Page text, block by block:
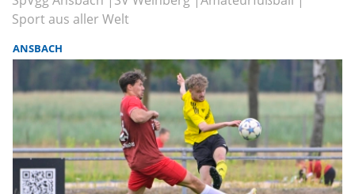
Sport aus aller Welt
ANSBACH